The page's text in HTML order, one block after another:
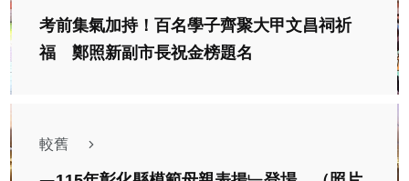
考前集氣加持！百名學子齊聚大甲文昌祠祈
福 鄭照新副市長祝金榜題名
較舊